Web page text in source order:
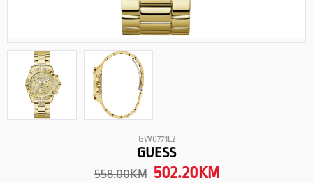
GW0771L2
GUESS
558.00KM 502.20 KM